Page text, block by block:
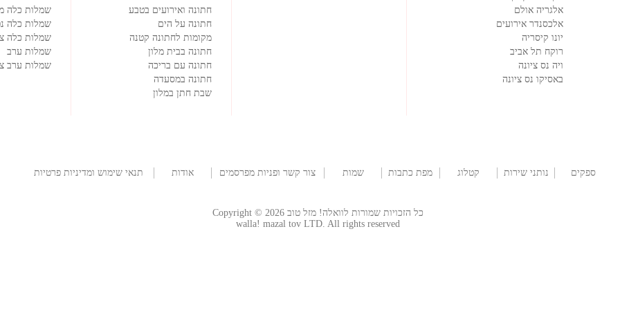
אלגריה אולם
אלכסנדר אירועים
יונו קיסריה
רוקח תל אביב
ויה נס ציונה
באסיקו נס ציונה
חתונה ואירועים בטבע
חתונה על הים
מקומות לחתונה קטנה
חתונה בבית מלון
חתונה עם בריכה
חתונה במסעדה
שבת חתן במלון
שמלות כלה
שמלות כלה
שמלות כלה
שמלות ערב
שמלות ערב
ספקים
נותני שירות
קטלוג
מפת כתבות
שמות
צור קשר ופניות מפרסמים
אודות
תנאי שימוש ומדיניות פרטיות
כל הזכויות שמורות לוואלה! מזל טוב Copyright © 2026
walla! mazal tov LTD. All rights reserved